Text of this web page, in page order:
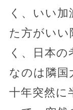
く、いい
た方がいい
く、日本
なのは隣国
十年突然に